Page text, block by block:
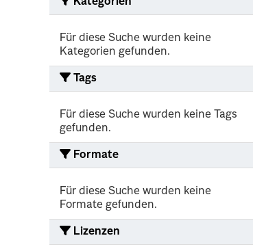
Für diese Suche wurden keine
Kategorien gefunden.
Tags
Für diese Suche wurden keine Tags
gefunden.
Formate
Für diese Suche wurden keine
Formate gefunden.
Lizenzen